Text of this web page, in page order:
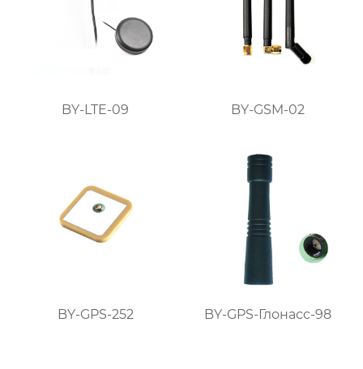
BY-LTE-09 BY-GSM-02
BY-GPS-252 BY-GPS-Глонасс-98